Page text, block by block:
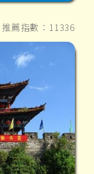
推薦指數：11336